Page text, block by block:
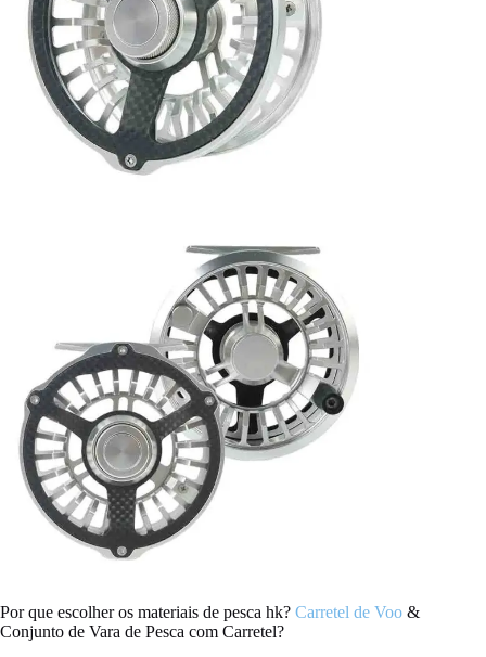
Por que escolher os materiais de pesca hk? Carretel de Voo &
Conjunto de Vara de Pesca com Carretel?